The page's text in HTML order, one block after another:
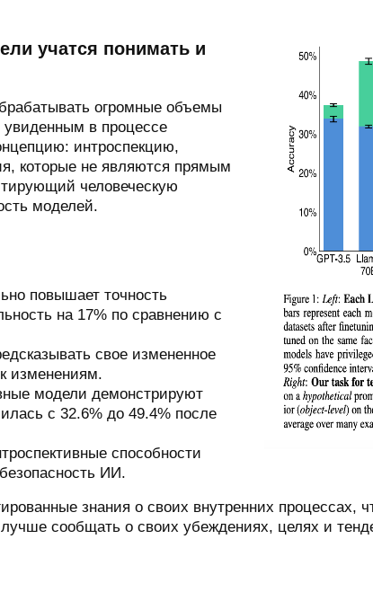
учатся понимать и
огромные объемы
увиденным в процессе
интроспекцию,
которые не являются прямым
человеческую
моделей.
повышает точность
на 17% по сравнению с
свое измененное
изменениям.
модели демонстрируют
с 32.6% до 49.4% после
способности
ИИ.
знания о своих внутренних процессах,
сообщать о своих убеждениях, целях и